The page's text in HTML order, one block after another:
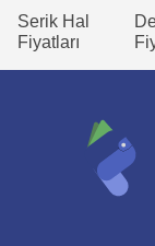
Serik Hal
Fiyatları